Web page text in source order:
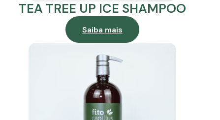
TEA TREE UP ICE SHAMPOO
Saiba mais